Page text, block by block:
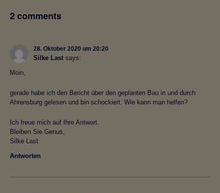
2 comments
28. Oktober 2020 um 20:20
Silke Last says:
Moin,
gerade habe ich den Bericht über den geplanten Bau in und durch
Ahrensburg gelesen und bin schockiert. Wie kann man helfen?
Ich freue mich auf Ihre Antwort.
Bleiben Sie Genus,
Silke Last
Antworten